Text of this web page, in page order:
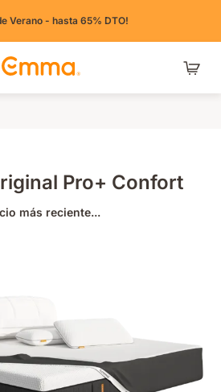
Verano - hasta 65% DTO!
Pro+ Confort
más reciente...